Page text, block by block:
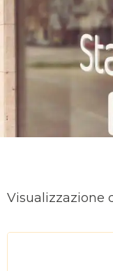
Visualizzazione